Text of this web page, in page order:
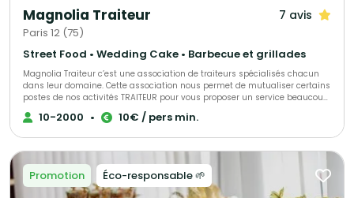
Magnolia Traiteur 7 avis
Paris 12 (75)
Street Food • Wedding Cake • Barbecue et grillades
Magnolia Traiteur c’est une association de traiteurs spécialisés chacun
dans leur domaine. Cette association nous permet de mutualiser certains
postes de nos activités TRAITEUR pour vous proposer un service beaucoup
plus performant à tous les niveaux, LES AVANTAGES pour mieux vous
servir : - Un standard commun pour une réponse immédiate à vos
les centaines d’avis de nos clients sur Magnolia Traiteur) - Les achats de
matières premières de base mutualisées pour des coûts optimisés sur
nos devis - Des frais de publicité partagés pour descendre nos charges
10-2000 • 10€ / pers min.
Promotion Éco-responsable 🌱